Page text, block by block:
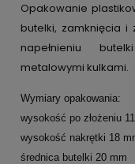
Opakowanie
butelki, zamknięcia i
napełnieniu
metalowymi kulkami.
Wymiary opakowania:
wysokość po złożeniu
wysokość nakrętki 18
średnica butelki 20 mm